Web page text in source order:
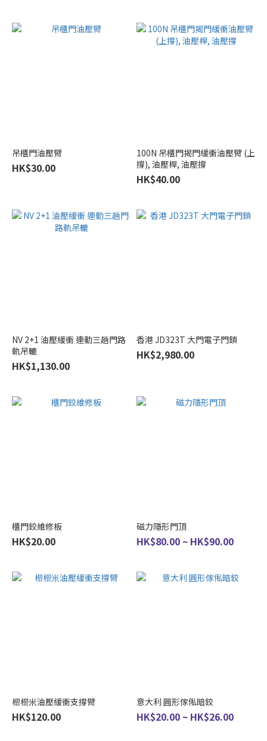
吊櫃門油壓臂
HK$30.00
100N 吊櫃門揭門緩衝油壓臂 (上
撐), 油壓桿, 油壓撐
HK$40.00
NV 2+1 油壓緩衝 連動三趟門路
軌吊轆
HK$1,130.00
香港 JD323T 大門電子門鎖
HK$2,980.00
櫃門鉸維修板
HK$20.00
磁力隱形門頂
HK$80.00 ~ HK$90.00
榻榻米油壓緩衝支撐臂
HK$120.00
意大利 圓形傢俬暗鉸
HK$20.00 ~ HK$26.00